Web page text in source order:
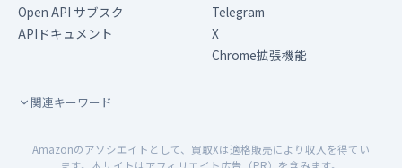
Open API サブスク
APIドキュメント
Telegram
X
Chrome拡張機能
関連キーワード
Amazonのアソシエイトとして、買取Xは適格販売により収入を得てい